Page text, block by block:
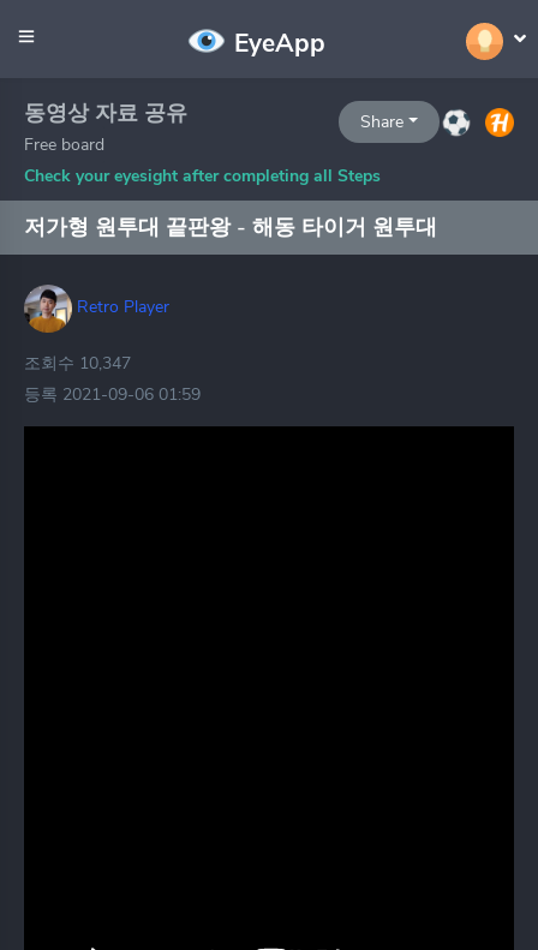
EyeApp
Share
동영상 자료 공유
Free board
Check your eyesight after completing all Steps
저가형 원투대 끝판왕 - 해동 타이거 원투대
Retro Player
조회수 10,347
등록 2021-09-06 01:59